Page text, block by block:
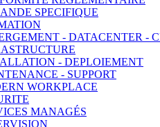
SPECIFIQUE
- DATACENTER -
- DEPLOIEMENT
- SUPPORT
WORKPLACE
MANAGÉS